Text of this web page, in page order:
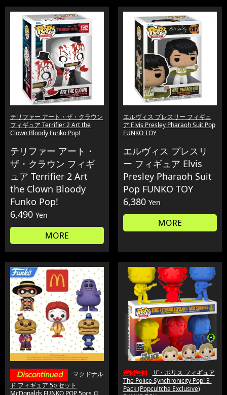
テリファー アート・ザ・クラウン
フィギュア Terrifier 2 Art the
Clown Bloody Funko Pop!
テリファー アート・
ザ・クラウン フィギ
ュア Terrifier 2 Art
the Clown Bloody
Funko Pop!
6,490 Yen
MORE
エルヴィス プレスリー フィギュ
ア Elvis Presley Pharaoh Suit Pop
FUNKO TOY
エルヴィス プレスリ
ー フィギュア Elvis
Presley Pharaoh Suit
Pop FUNKO TOY
6,380 Yen
MORE
マクドナル
ド フィギュア 5p セット
McDonalds FUNKO POP 5pcs ロ
ザ・ポリス フィギュア
The Police Synchronicity Pop! 3-
Pack (Popcultcha Exclusive)